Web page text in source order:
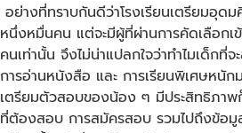
อย่างที่ทราบกันดีว่าโรงเรียนเตรียมอุด
หนึ่งหมื่นคน แต่จะมีผู้ที่ผ่านการคัดเลือก
คนเท่านั้น จึงไม่น่าแปลกใจว่าทำไมเด็กที่
การอ่านหนังสือ และ การเรียนพิเศษหนัก
เตรียมตัวสอบของน้อง ๆ มีประสิทธิภาพ
ที่ต้องสอบ การสมัครสอบ รวมไปถึงข้อมู